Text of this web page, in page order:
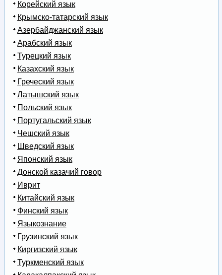
Корейский язык
Крымско-татарский язык
Азербайджанский язык
Арабский язык
Турецкий язык
Казахский язык
Греческий язык
Латышский язык
Польский язык
Португальский язык
Чешский язык
Шведский язык
Японский язык
Донской казачий говор
Иврит
Китайский язык
Финский язык
Языкознание
Грузинский язык
Киргизский язык
Туркменский язык